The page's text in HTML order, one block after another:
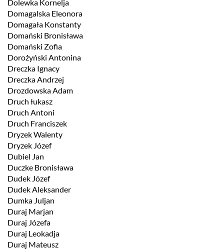
Dolewka Kornelja
Domagalska Eleonora
Domagała Konstanty
Domański Bronisława
Domański Zofia
Dorożyński Antonina
Dreczka Ignacy
Dreczka Andrzej
Drozdowska Adam
Druch łukasz
Druch Antoni
Druch Franciszek
Dryzek Walenty
Dryzek Józef
Dubiel Jan
Duczke Bronisława
Dudek Józef
Dudek Aleksander
Dumka Juljan
Duraj Marjan
Duraj Józefa
Duraj Leokadja
Duraj Mateusz